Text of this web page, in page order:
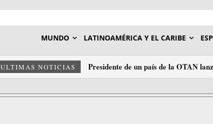
MUNDO LATINOAMÉRICA Y EL CARIBE
ULTIMAS NOTICIAS Presidente de un país de la OTAN